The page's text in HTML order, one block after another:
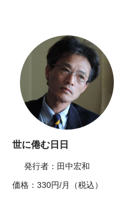
世に倦む日日
発行者：田中宏和
価格：330円/月（税込）